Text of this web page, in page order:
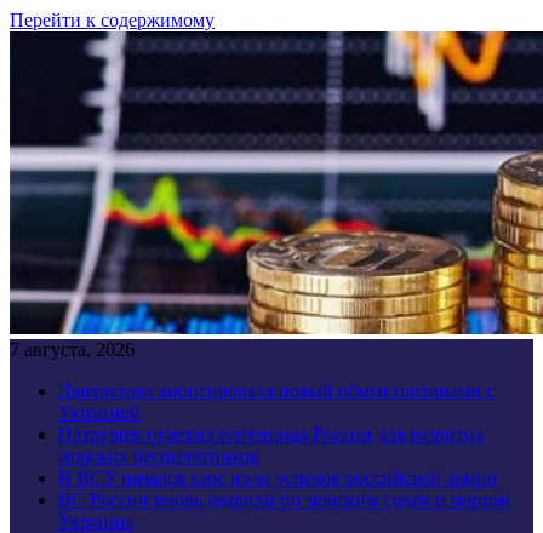
Перейти к содержимому
7 августа, 2026
Лантратова анонсировала новый обмен пленными с
Украиной
Патрушев отметил потенциал России для развития
морских беспилотников
В ВСУ начался хаос из-за успехов российской армии
ВС России вновь ударили по морским судам и портам
Украины